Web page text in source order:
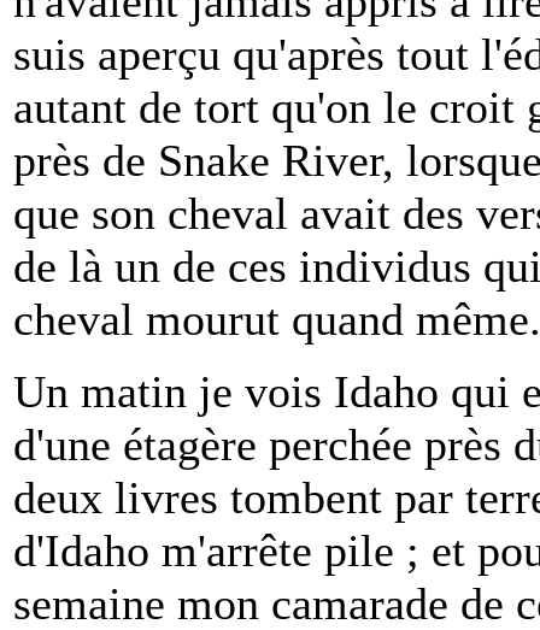
suis aperçu qu'après tout
autant de tort qu'on le croit
près de Snake River,
que son cheval avait des
de là un de ces individus
cheval mourut quand
Un matin je vois Idaho qui
d'une étagère perchée près
deux livres tombent par
d'Idaho m'arrête pile ; et
semaine mon camarade de